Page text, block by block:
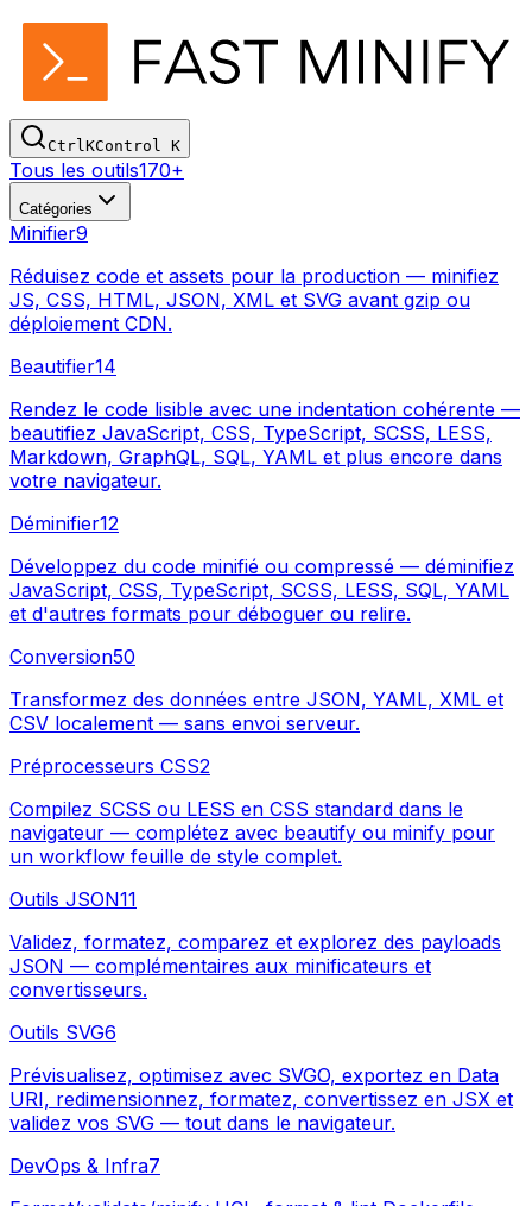
CtrlKControl K
Tous les outils170+
Catégories
Minifier9
Réduisez code et assets pour la production — minifiez
JS, CSS, HTML, JSON, XML et SVG avant gzip ou
déploiement CDN.
Beautifier14
Rendez le code lisible avec une indentation cohérente —
beautifiez JavaScript, CSS, TypeScript, SCSS, LESS,
Markdown, GraphQL, SQL, YAML et plus encore dans
votre navigateur.
Déminifier12
Développez du code minifié ou compressé — déminifiez
JavaScript, CSS, TypeScript, SCSS, LESS, SQL, YAML
et d'autres formats pour déboguer ou relire.
Conversion50
Transformez des données entre JSON, YAML, XML et
CSV localement — sans envoi serveur.
Préprocesseurs CSS2
Compilez SCSS ou LESS en CSS standard dans le
navigateur — complétez avec beautify ou minify pour
un workflow feuille de style complet.
Outils JSON11
Validez, formatez, comparez et explorez des payloads
JSON — complémentaires aux minificateurs et
convertisseurs.
Outils SVG6
Prévisualisez, optimisez avec SVGO, exportez en Data
URI, redimensionnez, formatez, convertissez en JSX et
validez vos SVG — tout dans le navigateur.
DevOps & Infra7